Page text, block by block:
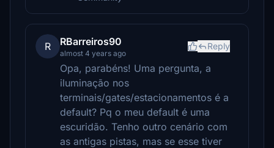
R RBarreiros90
almost 4 years ago
Reply
Opa, parabéns! Uma pergunta, a
iluminação nos
terminais/gates/estacionamentos é a
default? Pq o meu default é uma
escuridão. Tenho outro cenário com
as antigas pistas, mas se esse tiver